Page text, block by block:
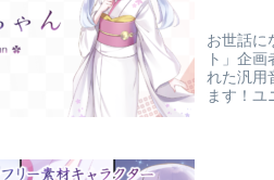
お世話に
ト」企
れた汎用
ます！ユ
トを１